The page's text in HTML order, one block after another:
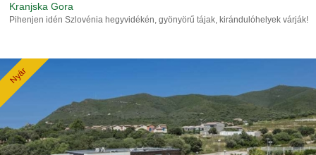
Kranjska Gora
Pihenjen idén Szlovénia hegyvidékén, gyönyörű tájak, kirándulóhelyek várják!
Nyár